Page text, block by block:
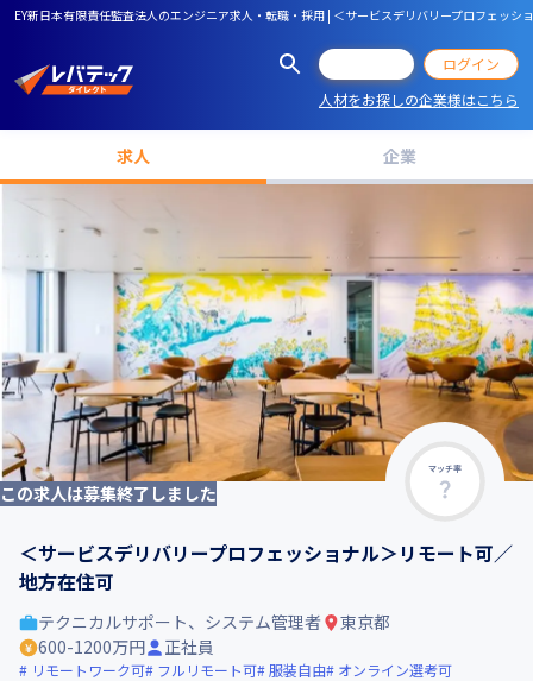
EY新日本有限責任監査法人のエンジニア求人・転職・採用 | ＜サービスデリバリープロフェッシ
ログイン
人材をお探しの企業様はこちら
求人 企業
マッチ率
この求人は募集終了しました
＜サービスデリバリープロフェッショナル＞リモート可／
地方在住可
テクニカルサポート、システム管理者
東京都
600-1200万円
正社員
リモートワーク可 フルリモート可 服装自由 オンライン選考可